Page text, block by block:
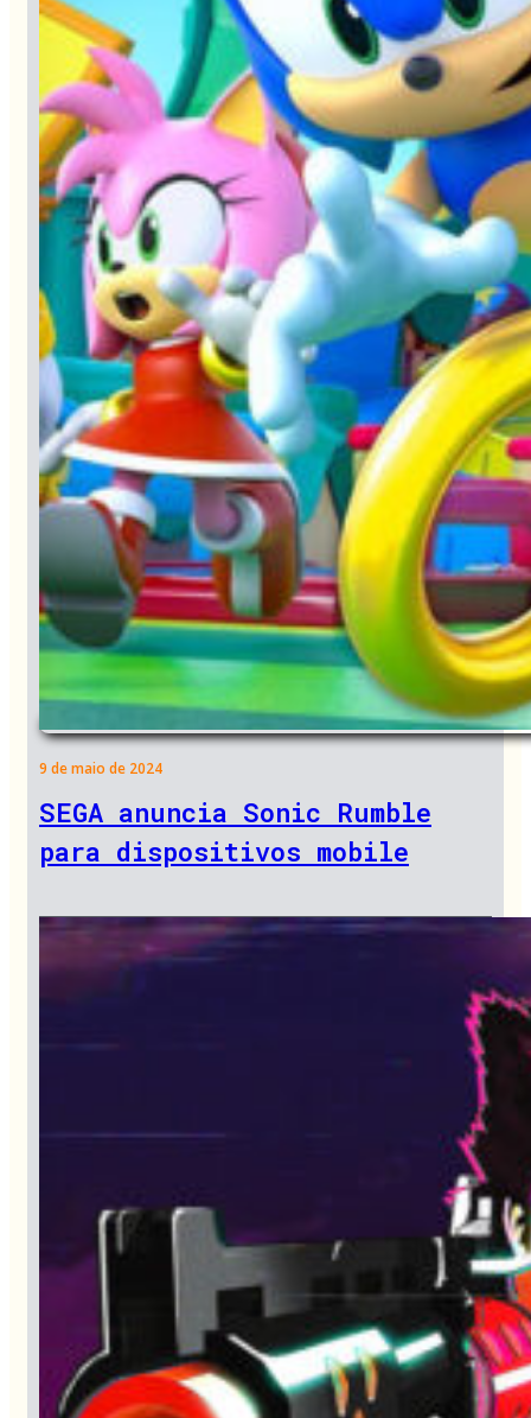
9 de maio de 2024
SEGA anuncia Sonic Rumble
para dispositivos mobile